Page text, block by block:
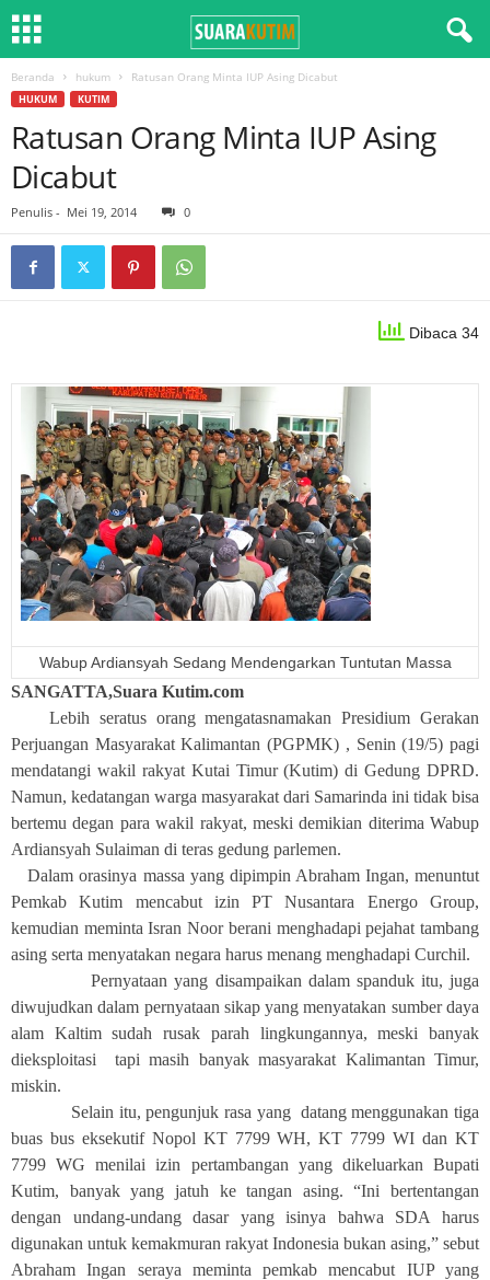
Beranda hukum Ratusan Orang Minta IUP Asing Dicabut
HUKUM KUTIM
Ratusan Orang Minta IUP Asing
Dicabut
Penulis - Mei 19, 2014 0
Dibaca 34
Wabup Ardiansyah Sedang Mendengarkan Tuntutan Massa
SANGATTA,Suara Kutim.com
Lebih seratus orang mengatasnamakan Presidium Gerakan
Perjuangan Masyarakat Kalimantan (PGPMK) , Senin (19/5) pagi
mendatangi wakil rakyat Kutai Timur (Kutim) di Gedung DPRD.
Namun, kedatangan warga masyarakat dari Samarinda ini tidak bisa
bertemu degan para wakil rakyat, meski demikian diterima Wabup
Ardiansyah Sulaiman di teras gedung parlemen.
Dalam orasinya massa yang dipimpin Abraham Ingan, menuntut
Pemkab Kutim mencabut izin PT Nusantara Energo Group,
kemudian meminta Isran Noor berani menghadapi pejahat tambang
asing serta menyatakan negara harus menang menghadapi Curchil.
Pernyataan yang disampaikan dalam spanduk itu, juga
diwujudkan dalam pernyataan sikap yang menyatakan sumber daya
alam Kaltim sudah rusak parah lingkungannya, meski banyak
dieksploitasi
tapi masih banyak masyarakat Kalimantan Timur,
miskin.
Selain itu, pengunjuk rasa yang datang menggunakan tiga
buas bus eksekutif Nopol KT 7799 WH, KT 7799 WI dan KT
7799 WG menilai izin pertambangan yang dikeluarkan Bupati
Kutim, banyak yang jatuh ke tangan asing. “Ini bertentangan
dengan undang-undang dasar yang isinya bahwa SDA harus
digunakan untuk kemakmuran rakyat Indonesia bukan asing,” sebut
Abraham Ingan seraya meminta pemkab mencabut IUP yang